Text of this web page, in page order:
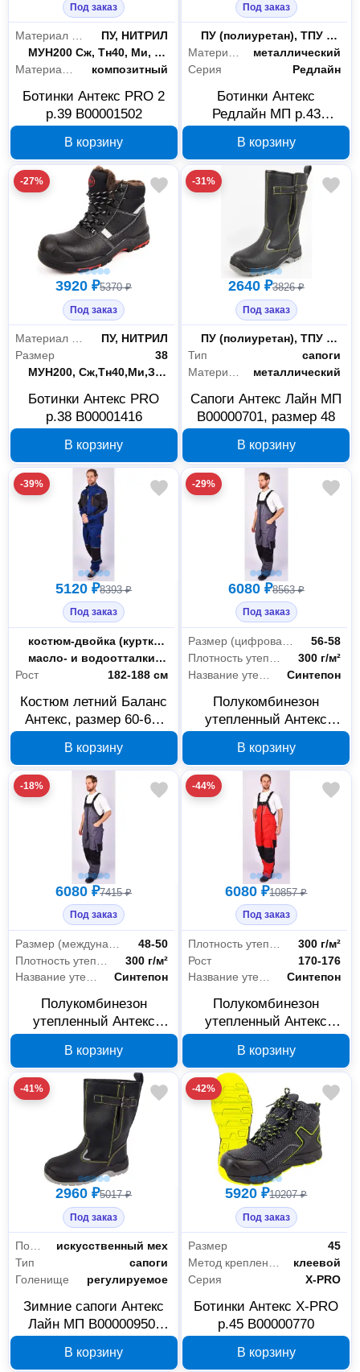
Под заказ
Материал подошвы
ПУ, НИТРИЛ
Защитные свойства
МУН200 Сж, Тн40, Ми, З, Мп, Тп
композитный
Ботинки Антекс PRO 2
р.39 В00001502
В корзину
Под заказ
Материал подошвы
ПУ (полиуретан), ТПУ (термопластичный полиуретан)
Материал подноска
металлический
Серия
Редлайн
Ботинки Антекс
Редлайн МП р.43
В корзину
-27%
3920 ₽5370 ₽
Под заказ
Материал подошвы
ПУ, НИТРИЛ
Размер
38
Защитные свойства
МУН200, Сж,Тн40,Ми,З, Мп, Тп
Ботинки Антекс PRO
р.38 В00001416
В корзину
-31%
2640 ₽3826 ₽
Под заказ
Материал подошвы
ПУ (полиуретан), ТПУ (термопластичный полиуретан)
Тип
сапоги
металлический
Сапоги Антекс Лайн МП
В00000701, размер 48
В корзину
-39%
5120 ₽8393 ₽
Под заказ
Тип
костюм-двойка (куртка + полукомбинезон)
Пропитка
масло- и водоотталкивающая (МВО)
Рост
182-188 см
Костюм летний Баланс
Антекс, размер 60-62,
В00001297
В корзину
-29%
6080 ₽8563 ₽
Под заказ
56-58
300 г/м²
Синтепон
Полукомбинезон
утепленный Антекс
размер 56-58, рост 182-
188
В корзину
-18%
6080 ₽7415 ₽
Под заказ
48-50
300 г/м²
Название утеплителя
Синтепон
Полукомбинезон
утепленный Антекс
размер 48-50, рост 182-
188
В корзину
-44%
6080 ₽10857 ₽
Под заказ
300 г/м²
Рост
170-176
Название утеплителя
Синтепон
Полукомбинезон
утепленный Антекс
размер 60-62, рост 170-
176
В корзину
-41%
2960 ₽5017 ₽
Под заказ
Подкладка
искусственный мех
Тип
сапоги
Голенище
регулируемое
Зимние сапоги Антекс
Лайн МП В00000950,
В корзину
-42%
5920 ₽10207 ₽
Под заказ
Размер
45
Метод крепления
клеевой
Серия
X-PRO
Ботинки Антекс X-PRO
р.45 В00000770
В корзину